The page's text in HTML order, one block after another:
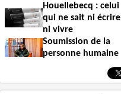
Houellebecq : celui
qui ne sait ni écrire
ni vivre
Soumission de la
personne humaine